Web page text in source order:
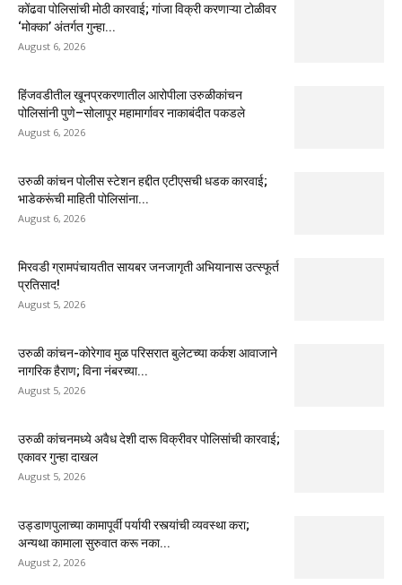
कोंढवा पोलिसांची मोठी कारवाई; गांजा विक्री करणाऱ्या टोळीवर
‘मोक्का’ अंतर्गत गुन्हा...
August 6, 2026
हिंजवडीतील खूनप्रकरणातील आरोपीला उरुळीकांचन
पोलिसांनी पुणे–सोलापूर महामार्गावर नाकाबंदीत पकडले
August 6, 2026
उरुळी कांचन पोलीस स्टेशन हद्दीत एटीएसची धडक कारवाई;
भाडेकरूंची माहिती पोलिसांना...
August 6, 2026
मिरवडी ग्रामपंचायतीत सायबर जनजागृती अभियानास उत्स्फूर्त
प्रतिसाद!
August 5, 2026
उरुळी कांचन-कोरेगाव मुळ परिसरात बुलेटच्या कर्कश आवाजाने
नागरिक हैराण; विना नंबरच्या...
August 5, 2026
उरुळी कांचनमध्ये अवैध देशी दारू विक्रीवर पोलिसांची कारवाई;
एकावर गुन्हा दाखल
August 5, 2026
उड्डाणपुलाच्या कामापूर्वी पर्यायी रस्त्यांची व्यवस्था करा;
अन्यथा कामाला सुरुवात करू नका...
August 2, 2026